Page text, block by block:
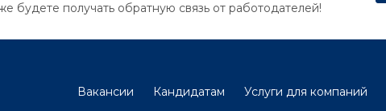
будете получать обратную связь от работодателей!
Вакансии Кандидатам Услуги для компаний